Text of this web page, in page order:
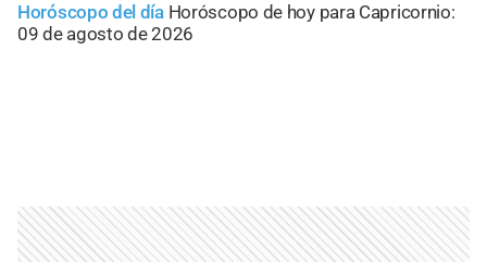
Horóscopo del día Horóscopo de hoy para Capricornio:
09 de agosto de 2026